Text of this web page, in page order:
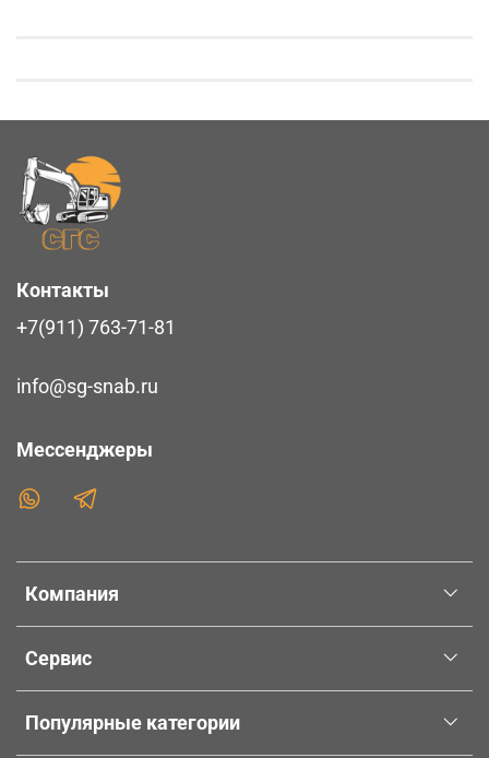
Компания
Сервис
Популярные категории
Контакты
+7(911) 763-71-81
info@sg-snab.ru
Мессенджеры